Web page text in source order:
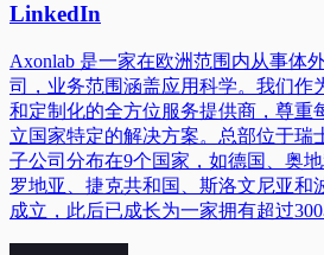
LinkedIn
Axonlab 是一家在欧洲范围内从事体
司，业务范围涵盖应用科学。我们作
和定制化的全方位服务提供商，尊重
立国家特定的解决方案。总部位于瑞
子公司分布在9个国家，如德国、奥
罗地亚、捷克共和国、斯洛文尼亚和
成立，此后已成长为一家拥有超过